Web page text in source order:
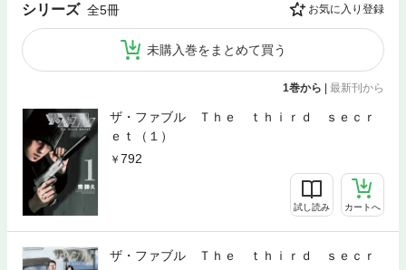
シリーズ 全5冊 お気に入り登録
未購入巻をまとめて買う
1巻から | 最新刊から
ザ・ファブル Ｔｈｅ ｔｈｉｒｄ ｓｅｃｒ
ｅｔ（１）
792
試し読み カートへ
ザ・ファブル Ｔｈｅ ｔｈｉｒｄ ｓｅｃｒ